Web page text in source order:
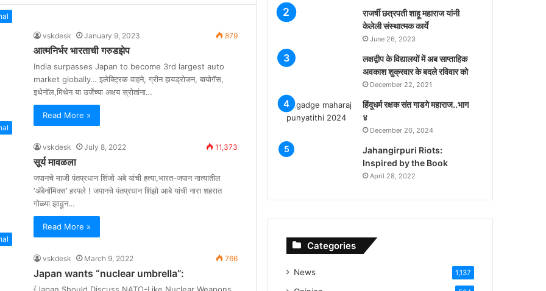
vskdesk January 9, 2023 879
आत्मनिर्भर भारताची गरुडझेप
India surpasses Japan to become 3rd largest auto
market globally… इलेक्ट्रिक वाहने, ग्रीन हायड्रोजन, बायोगॅस,
इथेनॉल,मिथेन या उर्जेच्या अक्षय स्रोतांना…
Read More »
vskdesk July 8, 2022 11,373
सूर्य मावळला
जपानचे माजी पंतप्रधान शिंजो अबे यांची हत्या,भारत-जपान नात्यातील
‘ॲबेनॉमिक्स’ हरपले ! जपानचे पंतप्रधान शिंझो आबे यांची नारा शहरात
गोळ्या झाढून…
Read More »
vskdesk March 9, 2022 766
Japan wants “nuclear umbrella”:
राजर्षी छत्रपती शाहू महाराज यांनी
केलेली संस्थात्मक कार्ये
June 26, 2023
लक्षद्वीप के विद्यालयों में अब साप्ताहिक
अवकाश शुक्रवार के बदले रविवार को
December 22, 2021
हिंदूधर्म रक्षक संत गाडगे महाराज..भाग
४
December 20, 2024
Jahangirpuri Riots:
Inspired by the Book
April 28, 2022
Categories
News 1,137